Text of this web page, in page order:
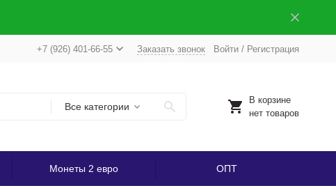
+7 (926) 401-66-55 Заказать звонок Войти/ Регистрация
Все категории
В корзине
нет товаров
Монеты 2 евро ОПТ